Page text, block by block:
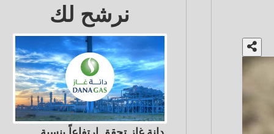
نرشح لك